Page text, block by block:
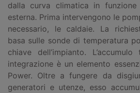
dalla curva climatica in funzione
esterna. Prima intervengono le
necessario, le caldaie. La
basa sulle sonde di temperatura
chiave dell’impianto.
integrazione è un elemento
Power. Oltre a fungere da
generatori e utenze, esso